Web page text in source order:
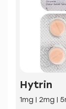
Hytrin
1mg | 2mg |